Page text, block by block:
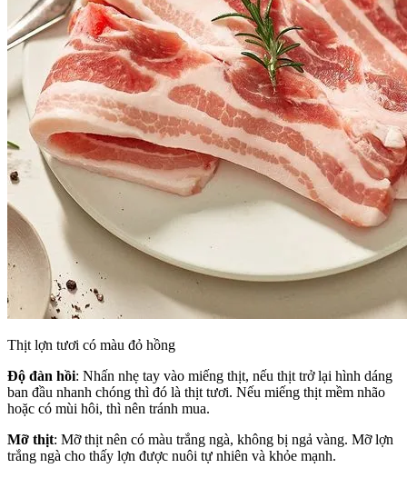
Thịt lợn tươi có màu đỏ hồng
Độ đàn hồi: Nhấn nhẹ tay vào miếng thịt, nếu thịt trở lại hình dáng
ban đầu nhanh chóng thì đó là thịt tươi. Nếu miếng thịt mềm nhão
hoặc có mùi hôi, thì nên tránh mua.
Mỡ thịt: Mỡ thịt nên có màu trắng ngà, không bị ngả vàng. Mỡ lợn
trắng ngà cho thấy lợn được nuôi tự nhiên và khỏe mạnh.